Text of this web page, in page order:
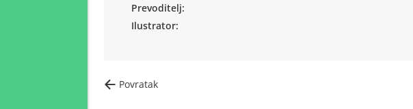
Prevoditelj:
Ilustrator:
Povratak